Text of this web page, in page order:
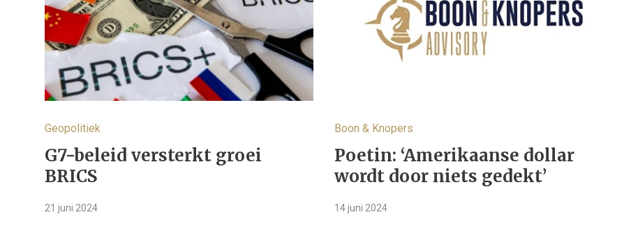
Geopolitiek
G7-beleid versterkt groei
BRICS
21 juni 2024
Boon & Knopers
Poetin: ‘Amerikaanse dollar
wordt door niets gedekt’
14 juni 2024